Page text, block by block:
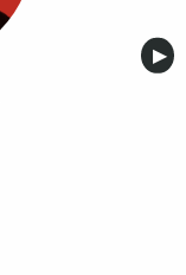
▶︎